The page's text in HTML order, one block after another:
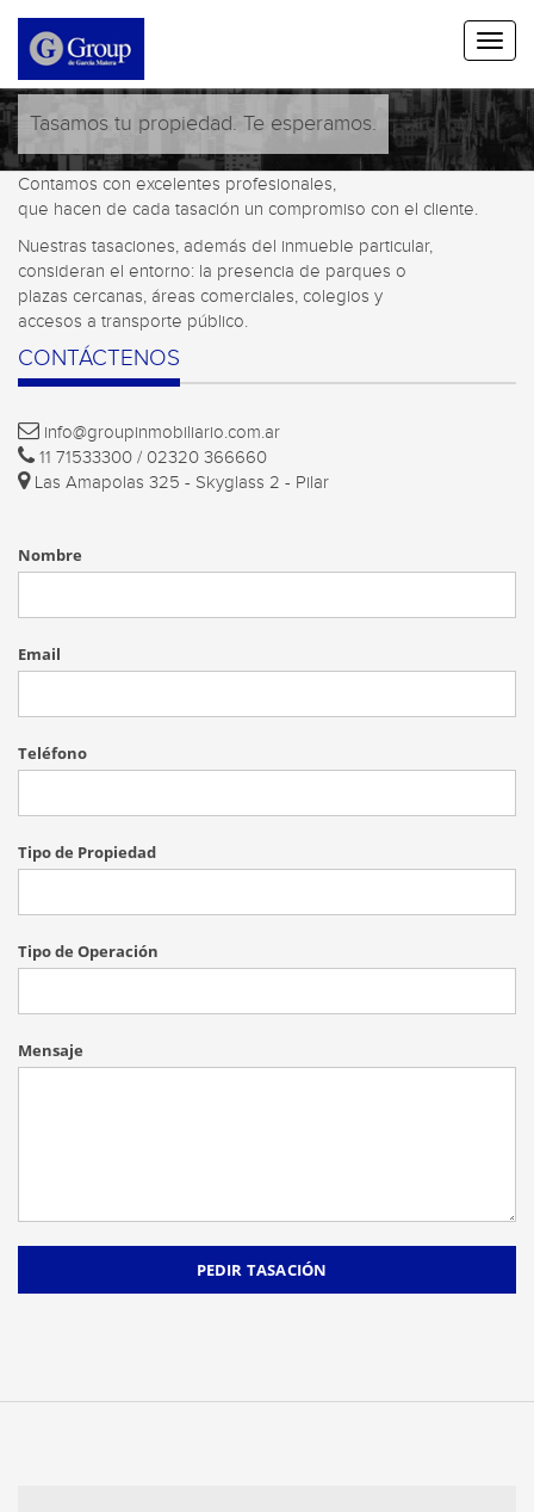
Tasamos tu propiedad. Te esperamos.
Contamos con excelentes profesionales,
que hacen de cada tasación un compromiso con el cliente.
Nuestras tasaciones, además del inmueble particular,
consideran el entorno: la presencia de parques o
plazas cercanas, áreas comerciales, colegios y
accesos a transporte público.
CONTÁCTENOS
info@groupinmobiliario.com.ar
11 71533300 / 02320 366660
Las Amapolas 325 - Skyglass 2 - Pilar
Nombre
Email
Teléfono
Tipo de Propiedad
Tipo de Operación
Mensaje